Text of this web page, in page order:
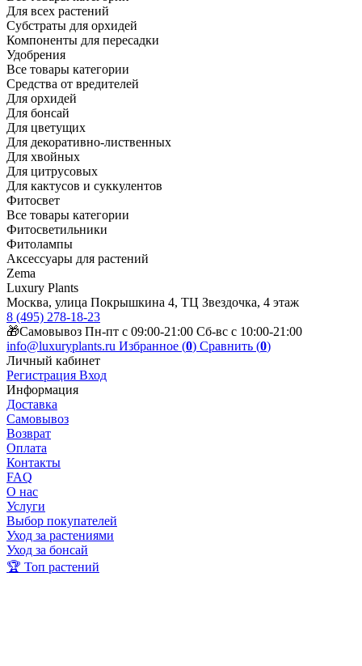
Для всех растений
Субстраты для орхидей
Компоненты для пересадки
Удобрения
Все товары категории
Средства от вредителей
Для орхидей
Для бонсай
Для цветущих
Для декоративно-лиственных
Для хвойных
Для цитрусовых
Для кактусов и суккулентов
Фитосвет
Все товары категории
Фитосветильники
Фитолампы
Аксессуары для растений
Zema
Luxury Plants
Москва, улица Покрышкина 4, ТЦ Звездочка, 4 этаж
8 (495) 278-18-23
🎁Самовывоз Пн-пт с 09:00-21:00 Сб-вс с 10:00-21:00
info@luxuryplants.ru Избранное (0) Сравнить (0)
Личный кабинет
Регистрация Вход
Информация
Доставка
Самовывоз
Возврат
Оплата
Контакты
FAQ
О нас
Услуги
Выбор покупателей
Уход за растениями
Уход за бонсай
🏆 Топ растений